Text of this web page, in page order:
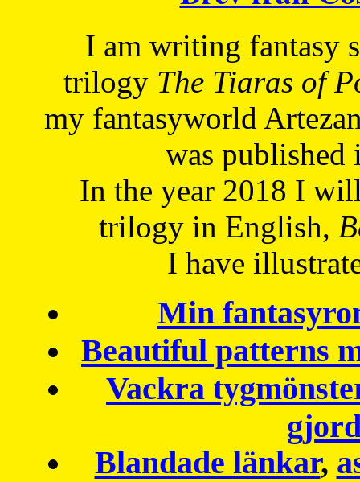
I am writing fantasy
trilogy The Tiaras of
my fantasyworld
was published
In the year 2018 I
trilogy in English,
I have
Min
Beautiful patterns
Vackra
Blandade länkar,